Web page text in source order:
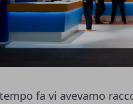
fa vi avevamo